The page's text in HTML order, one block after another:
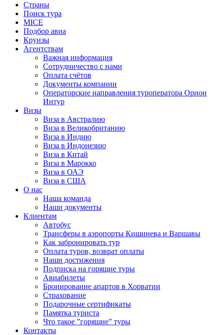
Страны
Поиск тура
MICE
Подбор авиа
Круизы
Агентствам
Важная информация
Сотрудничество с нами
Оплата счётов
Документы компании
Операторские направления туроператора Орион
Интур
Визы
Виза в Австралию
Виза в Великобританию
Виза в Индию
Виза в Индонезию
Виза в Китай
Виза в Марокко
Виза в ОАЭ
Виза в США
О нас
Наша команда
Наши документы
Клиентам
Автобус
Трансферы в аэропорты Кишинева и Варшавы
Как забронировать тур
Оплата туров, возврат оплаты
Наши достижения
Подписка на горящие туры
Авиабилеты
Бронирование апартов в Хорватии
Страхование
Подарочные сертификаты
Памятка туриста
Что такое ”горящие” туры
Контакты